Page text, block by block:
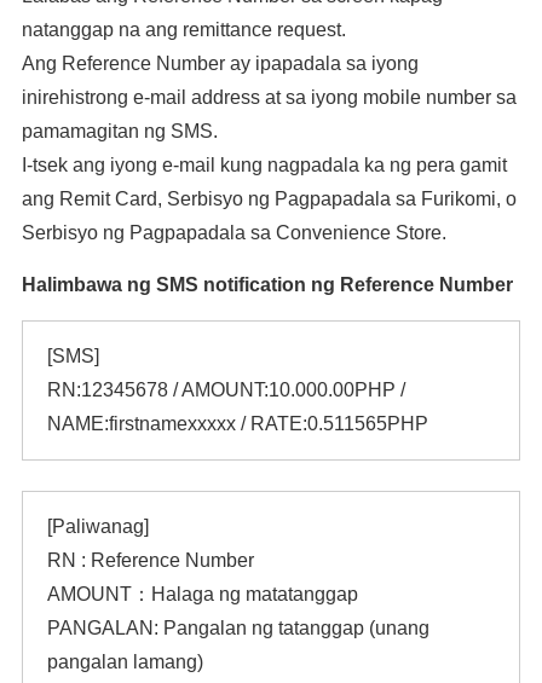
natanggap na ang remittance request.
Ang Reference Number ay ipapadala sa iyong
inirehistrong e-mail address at sa iyong mobile number sa
pamamagitan ng SMS.
I-tsek ang iyong e-mail kung nagpadala ka ng pera gamit
ang Remit Card, Serbisyo ng Pagpapadala sa Furikomi, o
Serbisyo ng Pagpapadala sa Convenience Store.
Halimbawa ng SMS notification ng Reference Number
[SMS]
RN:12345678 / AMOUNT:10.000.00PHP /
NAME:firstnamexxxxx / RATE:0.511565PHP
[Paliwanag]
RN : Reference Number
AMOUNT：Halaga ng matatanggap
PANGALAN: Pangalan ng tatanggap (unang
pangalan lamang)